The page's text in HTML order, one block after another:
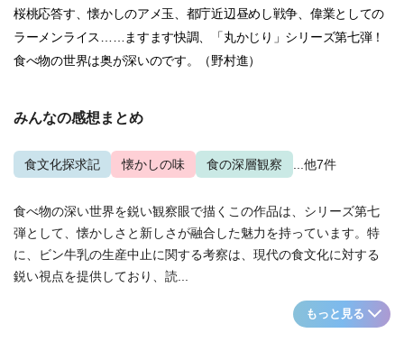
桜桃応答す、懐かしのアメ玉、都庁近辺昼めし戦争、偉業としての
ラーメンライス……ますます快調、「丸かじり」シリーズ第七弾！
食べ物の世界は奥が深いのです。（野村進）
みんなの感想まとめ
食文化探求記 懐かしの味 食の深層観察 ...他7件
食べ物の深い世界を鋭い観察眼で描くこの作品は、シリーズ第七
弾として、懐かしさと新しさが融合した魅力を持っています。特
に、ビン牛乳の生産中止に関する考察は、現代の食文化に対する
鋭い視点を提供しており、読...
もっと見る